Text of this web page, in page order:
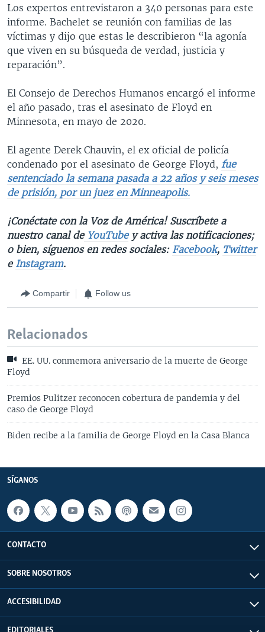
Los expertos entrevistaron a 340 personas para este
informe. Bachelet se reunión con familias de las
víctimas y dijo que estas le describieron “la agonía
que viven en su búsqueda de verdad, justicia y
reparación”.
El Consejo de Derechos Humanos encargó el informe
el año pasado, tras el asesinato de Floyd en
Minnesota, en mayo de 2020.
El agente Derek Chauvin, el ex oficial de policía
condenado por el asesinato de George Floyd, fue
sentenciado la semana pasada a 22 años y seis meses
de prisión, por un juez en Minneapolis.
¡Conéctate con la Voz de América! Suscríbete a
nuestro canal deYouTubey activa las notificaciones;
o bien, síguenos en redes sociales: Facebook, Twitter
e Instagram.
Compartir Follow us
Relacionados
EE. UU. conmemora aniversario de la muerte de George
Floyd
Premios Pulitzer reconocen cobertura de pandemia y del
caso de George Floyd
Biden recibe a la familia de George Floyd en la Casa Blanca
SÍGANOS
CONTACTO
SOBRE NOSOTROS
ACCESIBILIDAD